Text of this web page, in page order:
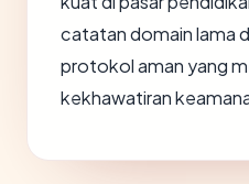
catatan domain lama
protokol aman yang
kekhawatiran